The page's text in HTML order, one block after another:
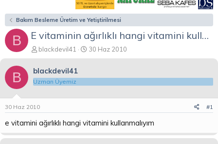
Bakım Besleme Üretim ve Yetiştirilmesi
B E vitaminin ağırlıklı hangi vitamini kullanmalıyım
K
o
b
u
b
ş
l
blackdevil41
B
a
ç
t
a
30 Haz 2010
B blackdevil41
Uzman Üyemiz
30 Haz 2010 #1
e vitamini ağırlıklı hangi vitamini kullanmalıyım